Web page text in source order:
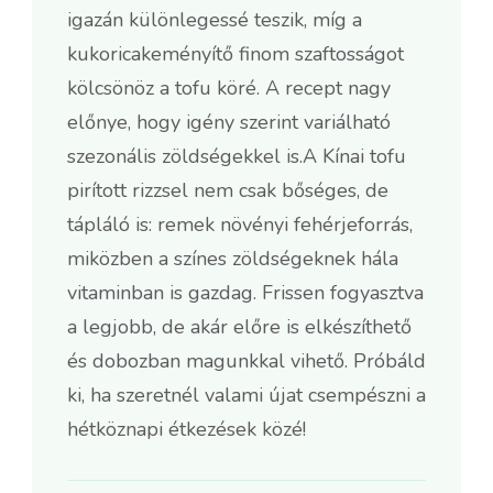
igazán különlegessé teszik, míg a
kukoricakeményítő finom szaftosságot
kölcsönöz a tofu köré. A recept nagy
előnye, hogy igény szerint variálható
szezonális zöldségekkel is.A Kínai tofu
pirított rizzsel nem csak bőséges, de
tápláló is: remek növényi fehérjeforrás,
miközben a színes zöldségeknek hála
vitaminban is gazdag. Frissen fogyasztva
a legjobb, de akár előre is elkészíthető
és dobozban magunkkal vihető. Próbáld
ki, ha szeretnél valami újat csempészni a
hétköznapi étkezések közé!